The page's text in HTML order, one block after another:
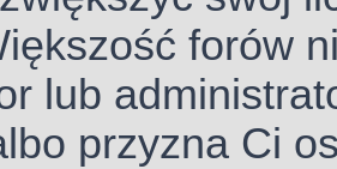
forów
lub
przyzna Ci